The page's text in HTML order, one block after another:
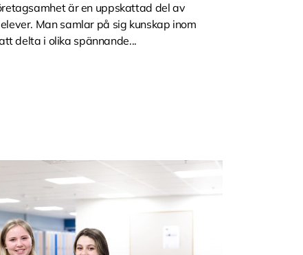
är en uppskattad del av
Man samlar på sig kunskap inom
delta i olika spännande...